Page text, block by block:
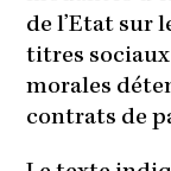
de l’Etat sur
titres
morales
contrats de